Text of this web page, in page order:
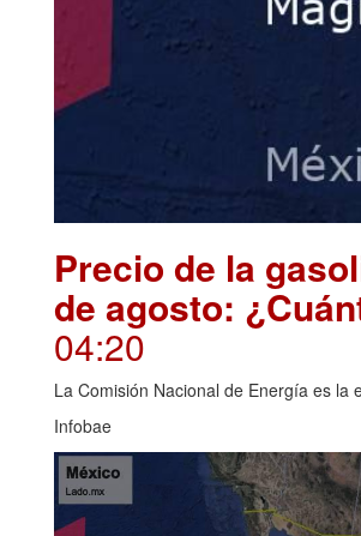
Precio de la
de agosto:
04:20
La Comisión Nacional de Energía es
Infobae